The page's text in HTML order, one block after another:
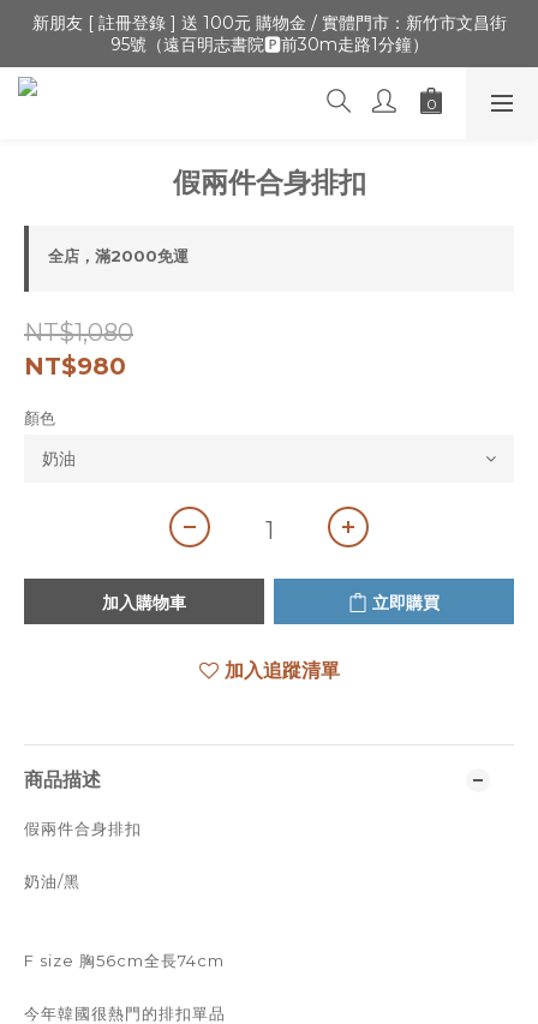
🔺「會員制」新開張,加入會員,全通路可累積紅利 >登入官網 > 個
人資訊 > 填寫正確「生日」收生日禮金
新朋友 [ 註冊登錄 ] 送 100元 購物金 / 實體門市：新竹市文昌街
95號（遠百明志書院🅿️前30m走路1分鐘）
🔺「會員制」新開張,加入會員,全通路可累積紅利 >登入官網 > 個
人資訊 > 填寫正確「生日」收生日禮金
假兩件合身排扣
全店，滿2000免運
NT$1,080
NT$980
顏色
加入購物車 立即購買
加入追蹤清單
商品描述
假兩件合身排扣
奶油/黑
F size 胸56cm全長74cm
今年韓國很熱門的排扣單品